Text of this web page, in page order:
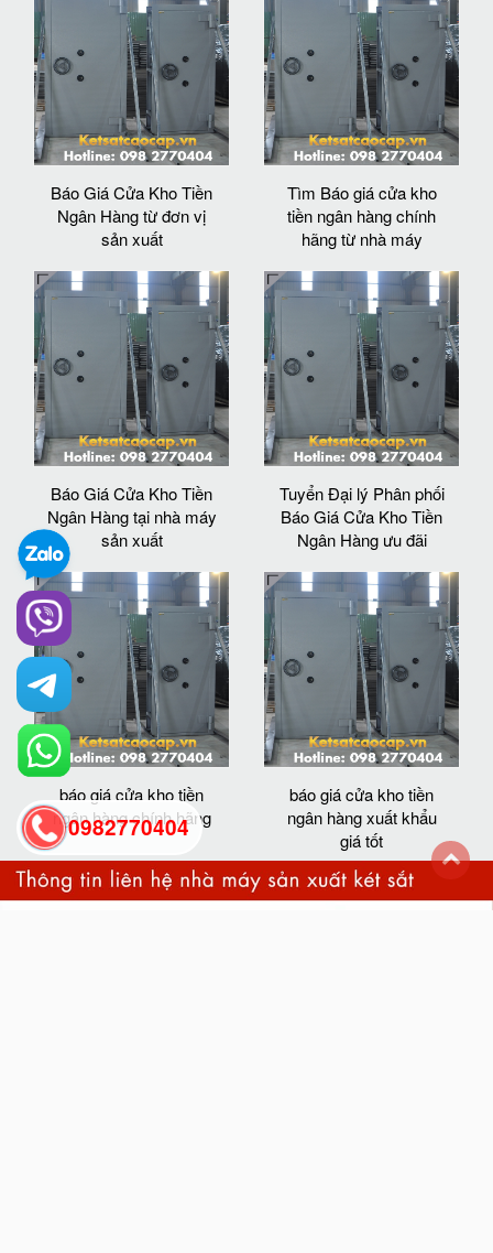
Báo Giá Cửa Kho Tiền
Ngân Hàng từ đơn vị
sản xuất
Tìm Báo giá cửa kho
tiền ngân hàng chính
hãng từ nhà máy
Báo Giá Cửa Kho Tiền
Ngân Hàng tại nhà máy
sản xuất
Tuyển Đại lý Phân phối
Báo Giá Cửa Kho Tiền
Ngân Hàng ưu đãi
báo giá cửa kho tiền
ngân hàng chính hãng
báo giá cửa kho tiền
ngân hàng xuất khẩu
giá tốt
0982770404
back